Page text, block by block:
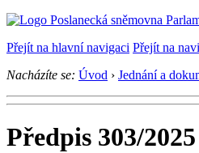
Přejít na hlavní navigaci Přejít na
Nacházíte se: Úvod › Jednání a
Předpis 303/